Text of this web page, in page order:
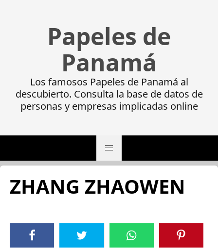
Papeles de
Panamá
Los famosos Papeles de Panamá al
descubierto. Consulta la base de datos de
personas y empresas implicadas online
ZHANG ZHAOWEN